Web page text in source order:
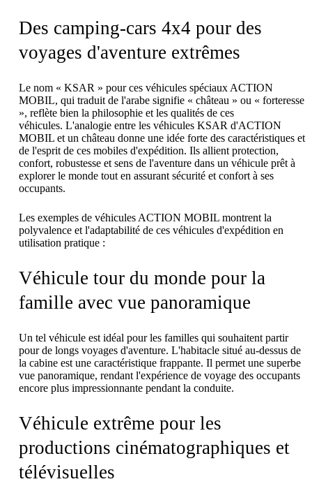
Des camping-cars 4x4 pour des
voyages d'aventure extrêmes
Le nom « KSAR » pour ces véhicules spéciaux ACTION
MOBIL, qui traduit de l'arabe signifie « château » ou « forteresse
», reflète bien la philosophie et les qualités de ces
véhicules. L'analogie entre les véhicules KSAR d'ACTION
MOBIL et un château donne une idée forte des caractéristiques et
de l'esprit de ces mobiles d'expédition. Ils allient protection,
confort, robustesse et sens de l'aventure dans un véhicule prêt à
explorer le monde tout en assurant sécurité et confort à ses
occupants.
Les exemples de véhicules ACTION MOBIL montrent la
polyvalence et l'adaptabilité de ces véhicules d'expédition en
utilisation pratique :
Véhicule tour du monde pour la
famille avec vue panoramique
Un tel véhicule est idéal pour les familles qui souhaitent partir
pour de longs voyages d'aventure. L'habitacle situé au-dessus de
la cabine est une caractéristique frappante. Il permet une superbe
vue panoramique, rendant l'expérience de voyage des occupants
encore plus impressionnante pendant la conduite.
Véhicule extrême pour les
productions cinématographiques et
télévisuelles